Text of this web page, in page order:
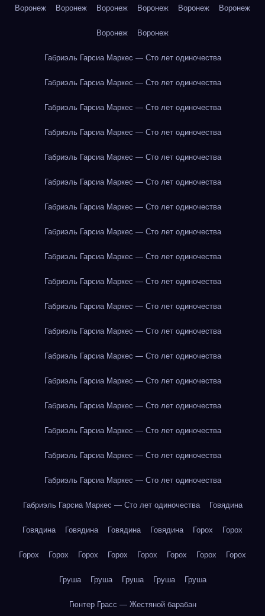
Воронеж Воронеж Воронеж Воронеж Воронеж Воронеж
Воронеж Воронеж
Габриэль Гарсиа Маркес — Сто лет одиночества
Габриэль Гарсиа Маркес — Сто лет одиночества
Габриэль Гарсиа Маркес — Сто лет одиночества
Габриэль Гарсиа Маркес — Сто лет одиночества
Габриэль Гарсиа Маркес — Сто лет одиночества
Габриэль Гарсиа Маркес — Сто лет одиночества
Габриэль Гарсиа Маркес — Сто лет одиночества
Габриэль Гарсиа Маркес — Сто лет одиночества
Габриэль Гарсиа Маркес — Сто лет одиночества
Габриэль Гарсиа Маркес — Сто лет одиночества
Габриэль Гарсиа Маркес — Сто лет одиночества
Габриэль Гарсиа Маркес — Сто лет одиночества
Габриэль Гарсиа Маркес — Сто лет одиночества
Габриэль Гарсиа Маркес — Сто лет одиночества
Габриэль Гарсиа Маркес — Сто лет одиночества
Габриэль Гарсиа Маркес — Сто лет одиночества
Габриэль Гарсиа Маркес — Сто лет одиночества
Габриэль Гарсиа Маркес — Сто лет одиночества
Габриэль Гарсиа Маркес — Сто лет одиночества Говядина
Говядина Говядина Говядина Говядина Горох Горох
Горох Горох Горох Горох Горох Горох Горох Горох
Груша Груша Груша Груша Груша
Гюнтер Грасс — Жестяной барабан